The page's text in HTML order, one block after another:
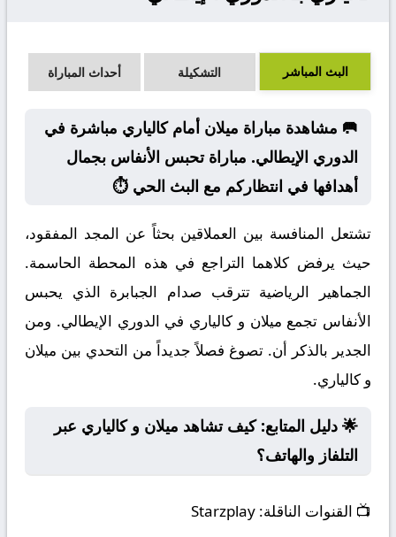
البث المباشر التشكيلة أحداث المباراة
🥅 مشاهدة مباراة ميلان أمام كالياري مباشرة في
الدوري الإيطالي. مباراة تحبس الأنفاس بجمال
أهدافها في انتظاركم مع البث الحي ⏱️
تشتعل المنافسة بين العملاقين بحثاً عن المجد المفقود،
حيث يرفض كلاهما التراجع في هذه المحطة الحاسمة.
الجماهير الرياضية تترقب صدام الجبابرة الذي يحبس
الأنفاس تجمع ميلان و كالياري في الدوري الإيطالي. ومن
الجدير بالذكر أن. تصوغ فصلاً جديداً من التحدي بين ميلان
و كالياري.
🌟 دليل المتابع: كيف تشاهد ميلان و كالياري عبر
التلفاز والهاتف؟
📺 القنوات الناقلة: